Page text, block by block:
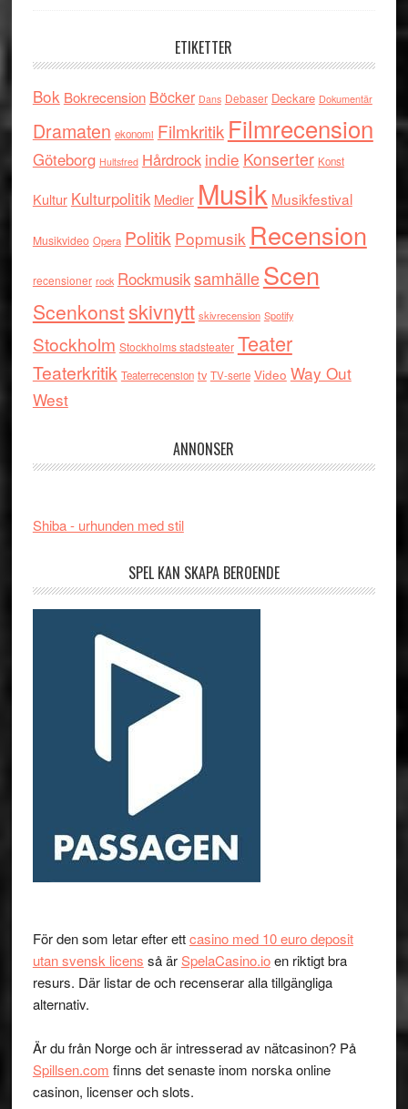
ETIKETTER
Bok Bokrecension Böcker Dans Debaser Deckare Dokumentär
Dramaten ekonomi Filmkritik Filmrecension
Göteborg Hultsfred Hårdrock indie Konserter Konst
Kultur Kulturpolitik Medier Musik Musikfestival
Musikvideo Opera Politik Popmusik Recension
recensioner rock RockmusiksamhälleScen
Scenkonstskivnytt skivrecension Spotify
Stockholm Stockholms stadsteater Teater
Teaterkritik Teaterrecension tv TV-serie Video Way Out
West
ANNONSER
Shiba - urhunden med stil
SPEL KAN SKAPA BEROENDE
För den som letar efter ettcasino med 10 euro deposit
utan svensk licens så ärSpelaCasino.ioen riktigt bra
resurs. Där listar de och recenserar alla tillgängliga
alternativ.
Är du från Norge och är intresserad av nätcasinon? På
Spillsen.com finns det senaste inom norska online
casinon, licenser och slots.